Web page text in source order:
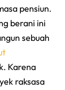
pensiun.
berani ini
sebuah
Karena
raksasa